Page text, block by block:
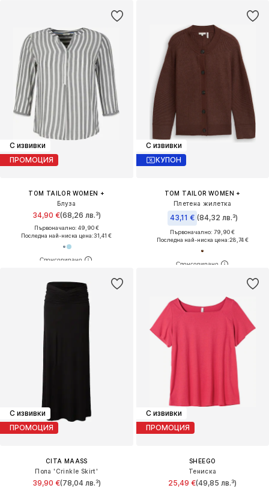
С извивки
ПРОМОЦИЯ
TOM TAILOR WOMEN +
Блуза
34,90 €(68,26 лв.³)
Първоначално: 49,90 €
Последна най-ниска цена:31,41 €
С извивки
КУПОН
TOM TAILOR WOMEN +
Плетена жилетка
43,11 € (84,32 лв.³)
Първоначално: 79,90 €
Последна най-ниска цена:28,74 €
С извивки
ПРОМОЦИЯ
CITA MAASS
Пола 'Crinkle Skirt'
39,90 €(78,04 лв.³)
С извивки
ПРОМОЦИЯ
SHEEGO
Тениска
25,49 €(49,85 лв.³)